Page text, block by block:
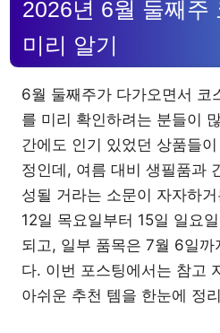
2026년 6월 둘째주
미리 알기
6월 둘째주가 다가오면서 코
를 미리 확인하려는 분들이
간에도 인기 있었던 상품들
정인데, 여름 대비 생필품과
성될 거라는 소문이 자자하
12일 목요일부터 15일 일요
되고, 일부 품목은 7월 6일까
다. 이번 포스팅에서는 참고
아쉬운 추천 템을 한눈에 정